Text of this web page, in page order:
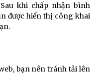
Sau khi chấp nhận bình
được hiển thị công khai
bạn nên tránh tải lên